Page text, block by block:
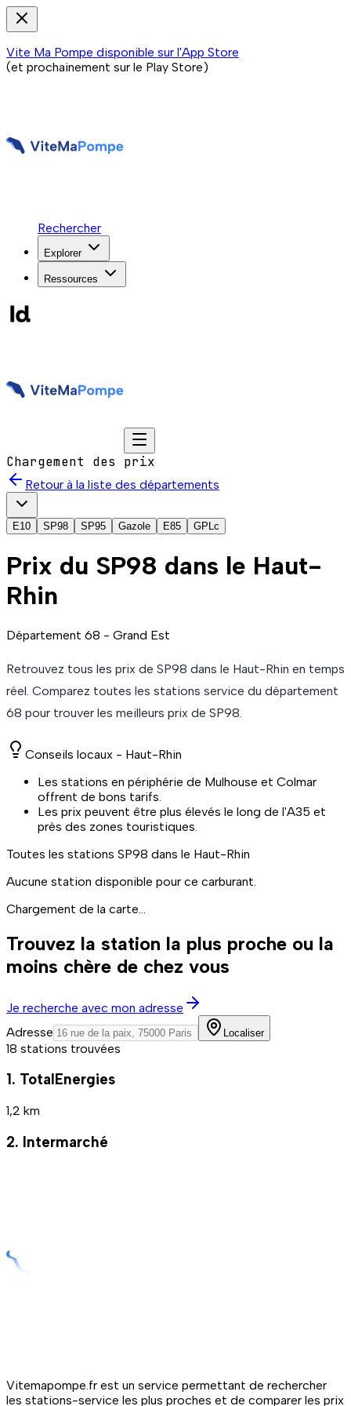
Vite Ma Pompe disponible sur l'App Store
(et prochainement sur le Play Store)
Rechercher
Explorer
Ressources
Chargement des prix
Retour à la liste des départements
E10 SP98 SP95 Gazole E85 GPLc
Prix du SP98 dans le Haut-
Rhin
Département 68 - Grand Est
Retrouvez tous les prix de SP98 dans le Haut-Rhin en temps
réel. Comparez toutes les stations service du département
68 pour trouver les meilleurs prix de SP98.
Conseils locaux - Haut-Rhin
Les stations en périphérie de Mulhouse et Colmar
offrent de bons tarifs.
Les prix peuvent être plus élevés le long de l'A35 et
près des zones touristiques.
Toutes les stations SP98 dans le Haut-Rhin
Aucune station disponible pour ce carburant.
Chargement de la carte...
Trouvez la station la plus proche ou la
moins chère de chez vous
Je recherche avec mon adresse
Adresse
Localiser
18 stations trouvées
1. TotalEnergies
1,2 km
2. Intermarché
Vitemapompe.fr est un service permettant de rechercher
les stations-service les plus proches et de comparer les prix